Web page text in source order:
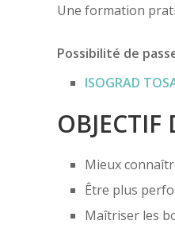
Une formation
Possibilité de
ISOGRAD
Mieux
Être plus
Maîtriser les